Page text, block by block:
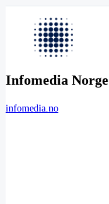
Infomedia Norge
infomedia.no